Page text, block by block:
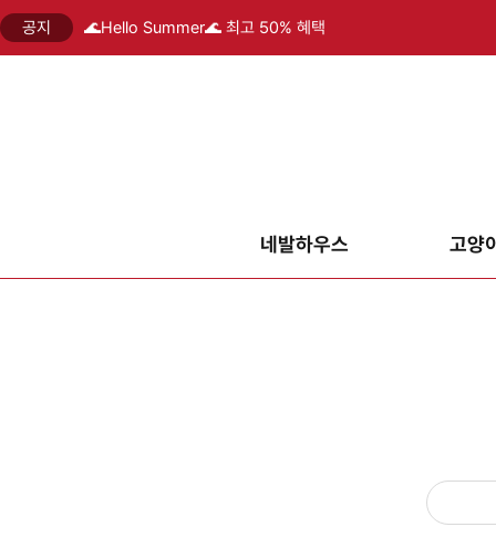
공지 🌊Hello Summer🌊 최고 50% 혜택
네발하우스 고양